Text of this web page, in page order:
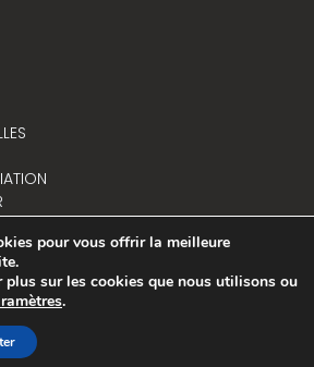
pour vous offrir la meilleure
plus sur les cookies que nous utilisons ou
.